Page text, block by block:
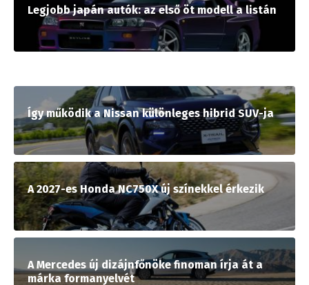
Legjobb japán autók: az első öt modell a listán
Így működik a Nissan különleges hibrid SUV-ja
A 2027-es Honda NC750X új színekkel érkezik
A Mercedes új dizájnfőnöke finoman írja át a
márka formanyelvét